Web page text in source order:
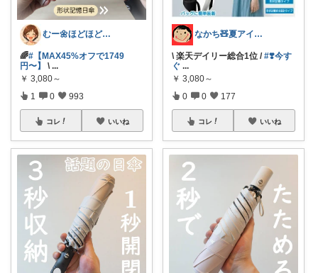
むー🌼ほどほど生活🌼
🌈#【MAX45%オフで1749
円〜】
\ ...
￥ 3,080～
1 0 993
コレ いいね
なかち🧸夏アイテム＆便利グッズ✨
\ 楽天デイリー総合1位 /#❣️今す
ぐ ...
￥ 3,080～
0 0 177
コレ いいね